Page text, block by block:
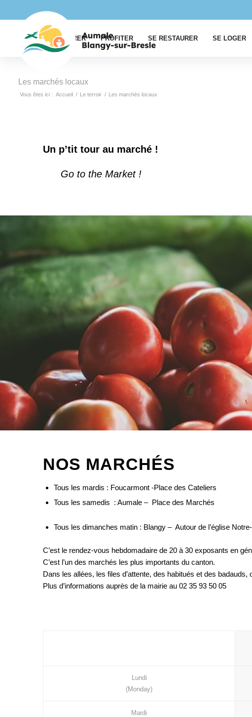
EXPLORER PROFITER SE RESTAURER SE LOGER
Les marchés locaux
Vous êtes ici : Accueil / Le terroir / Les marchés locaux
Un p’tit tour au marché !
Go to the Market !
NOS MARCHÉS
Tous les mardis : Foucarmont -Place des Cateliers
Tous les samedis : Aumale – Place des Marchés
Tous les dimanches matin : Blangy – Autour de l’église
C’est le rendez-vous hebdomadaire de 20 à 30 exposants en
C’est l’un des marchés les plus importants du canton.
Dans les allées, les files d’attente, des habitués et des
Plus d’informations auprès de la mairie au 02 35 93 50 05
Lundi
(Monday)
Mardi